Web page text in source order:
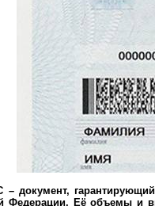
документ,
Федерации. Её объемы и